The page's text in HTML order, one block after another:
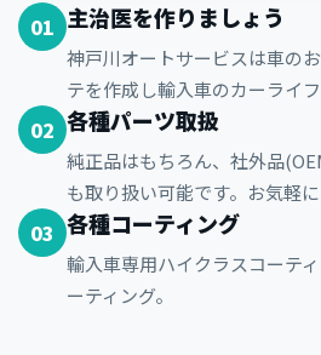
01 主治医を作りましょう
神戸川オートサービスは車の
テを作成し輸入車のカーライ
02 各種パーツ取扱
純正品はもちろん、社外品
も取り扱い可能です。お気軽
03 各種コーティング
輸入車専用ハイクラスコーテ
ーティング。